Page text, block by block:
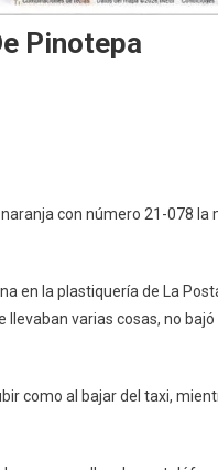
Pinotepa
con número 21-078 la
en la plastiquería de La
varias cosas, no
como al bajar del taxi,